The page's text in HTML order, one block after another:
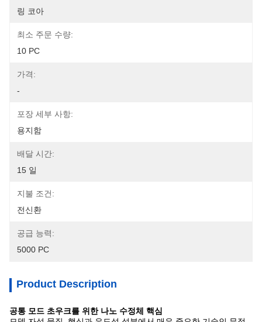
링 코아
최소 주문 수량:
10 PC
가격:
-
포장 세부 사항:
용지함
배달 시간:
15 일
지불 조건:
전신환
공급 능력:
5000 PC
Product Description
공통 모드 초우크를 위한 나노 수정체 핵심